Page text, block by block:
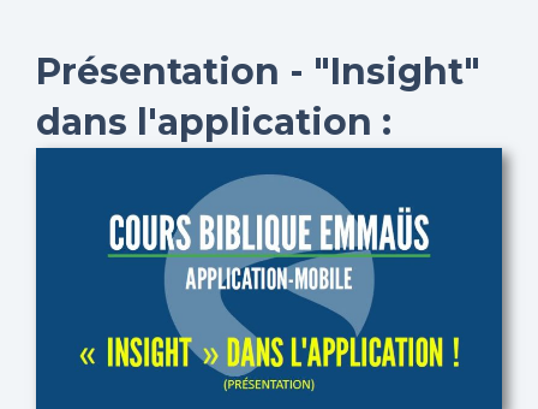
Présentation - "Insight"
dans l'application :